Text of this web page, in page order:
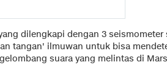
dilengkapi dengan 3
tangan' ilmuwan untuk bisa
suara yang melintas di